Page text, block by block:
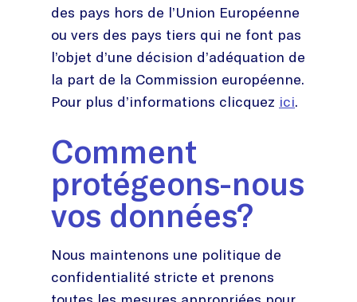
des pays hors de l’Union Européenne
ou vers des pays tiers qui ne font pas
l’objet d’une décision d’adéquation de
la part de la Commission européenne.
Pour plus d’informations clicquez ici.
Comment
protégeons-nous
vos données?
Nous maintenons une politique de
confidentialité stricte et prenons